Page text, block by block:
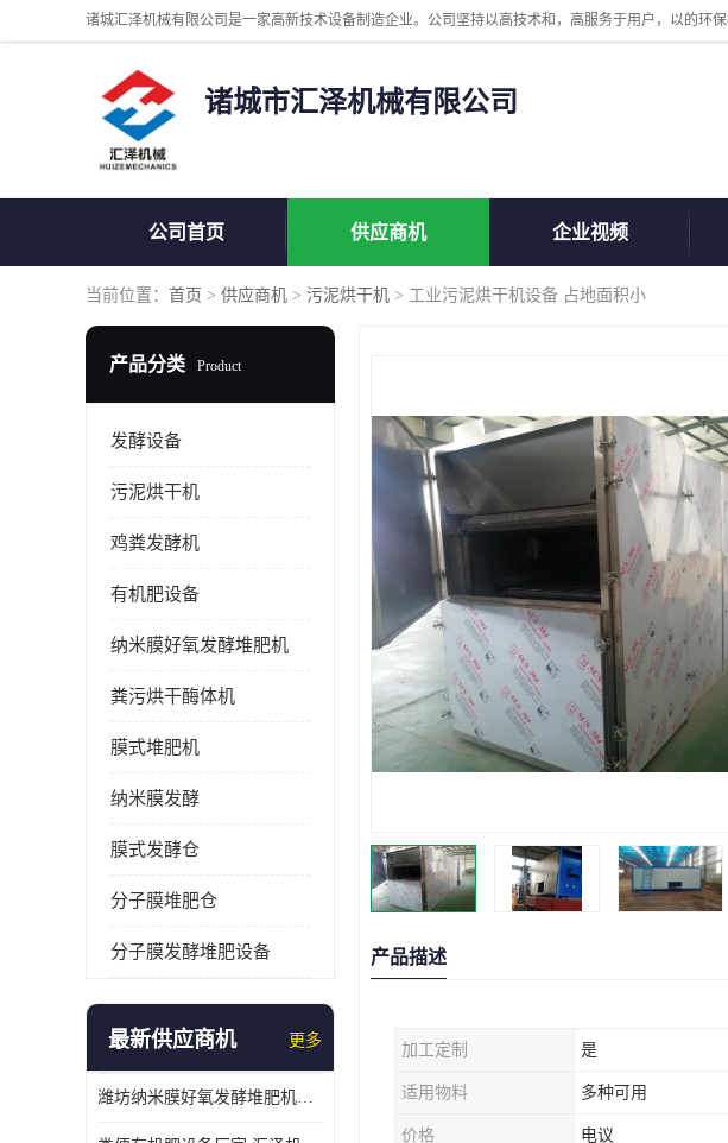
诸城市汇泽机械有限公司
公司首页 供应商机 企业视频
当前位置： 首页 > 供应商机 > 污泥烘干机 > 工业污泥烘干机设备 占地面积小
产品分类 Product
发酵设备
污泥烘干机
鸡粪发酵机
有机肥设备
纳米膜好氧发酵堆肥机
粪污烘干酶体机
膜式堆肥机
纳米膜发酵
膜式发酵仓
分子膜堆肥仓
分子膜发酵堆肥设备
最新供应商机 更多
潍坊纳米膜好氧发酵堆肥机定制
产品描述
加工定制 是
适用物料 多种可用
价格 电议